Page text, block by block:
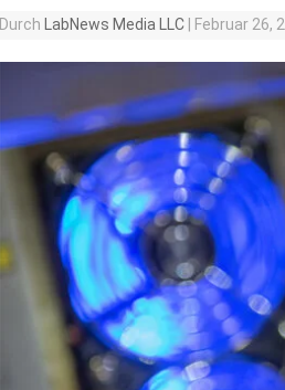
Durch LabNews Media LLC Februar 26,